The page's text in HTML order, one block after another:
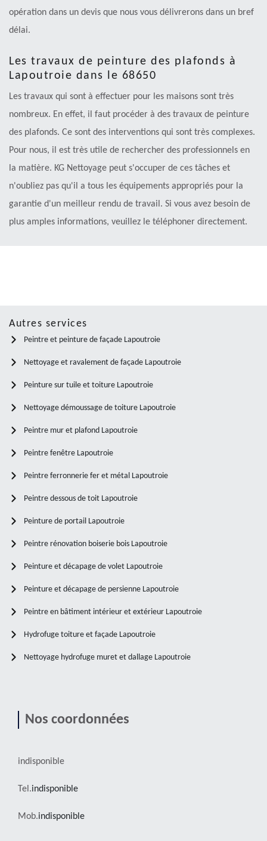
opération dans un devis que nous vous délivrerons dans un bref
délai.
Les travaux de peinture des plafonds à
Lapoutroie dans le 68650
Les travaux qui sont à effectuer pour les maisons sont très
nombreux. En effet, il faut procéder à des travaux de peinture
des plafonds. Ce sont des interventions qui sont très complexes.
Pour nous, il est très utile de rechercher des professionnels en
la matière. KG Nettoyage peut s'occuper de ces tâches et
n'oubliez pas qu'il a tous les équipements appropriés pour la
garantie d'un meilleur rendu de travail. Si vous avez besoin de
plus amples informations, veuillez le téléphoner directement.
Autres services
Peintre et peinture de façade Lapoutroie
Nettoyage et ravalement de façade Lapoutroie
Peinture sur tuile et toiture Lapoutroie
Nettoyage démoussage de toiture Lapoutroie
Peintre mur et plafond Lapoutroie
Peintre fenêtre Lapoutroie
Peintre ferronnerie fer et métal Lapoutroie
Peintre dessous de toit Lapoutroie
Peinture de portail Lapoutroie
Peintre rénovation boiserie bois Lapoutroie
Peinture et décapage de volet Lapoutroie
Peinture et décapage de persienne Lapoutroie
Peintre en bâtiment intérieur et extérieur Lapoutroie
Hydrofuge toiture et façade Lapoutroie
Nettoyage hydrofuge muret et dallage Lapoutroie
Nos coordonnées
indisponible
Tel.indisponible
Mob.indisponible